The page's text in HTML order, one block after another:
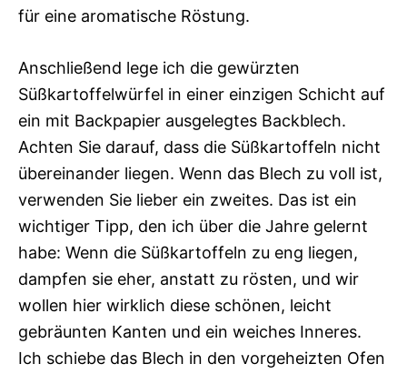
für eine aromatische Röstung.
Anschließend lege ich die gewürzten
Süßkartoffelwürfel in einer einzigen Schicht auf
ein mit Backpapier ausgelegtes Backblech.
Achten Sie darauf, dass die Süßkartoffeln nicht
übereinander liegen. Wenn das Blech zu voll ist,
verwenden Sie lieber ein zweites. Das ist ein
wichtiger Tipp, den ich über die Jahre gelernt
habe: Wenn die Süßkartoffeln zu eng liegen,
dampfen sie eher, anstatt zu rösten, und wir
wollen hier wirklich diese schönen, leicht
gebräunten Kanten und ein weiches Inneres.
Ich schiebe das Blech in den vorgeheizten Ofen